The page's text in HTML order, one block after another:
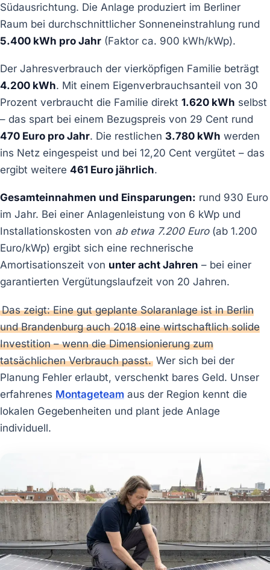
Südausrichtung. Die Anlage produziert im Berliner
Raum bei durchschnittlicher Sonneneinstrahlung rund
5.400 kWh pro Jahr (Faktor ca. 900 kWh/kWp).
Der Jahresverbrauch der vierköpfigen Familie beträgt
4.200 kWh. Mit einem Eigenverbrauchsanteil von 30
Prozent verbraucht die Familie direkt 1.620 kWh selbst
– das spart bei einem Bezugspreis von 29 Cent rund
470 Euro pro Jahr. Die restlichen 3.780 kWh werden
ins Netz eingespeist und bei 12,20 Cent vergütet – das
ergibt weitere 461 Euro jährlich.
Gesamteinnahmen und Einsparungen: rund 930 Euro
im Jahr. Bei einer Anlagenleistung von 6 kWp und
Installationskosten von ab etwa 7.200 Euro(ab 1.200
Euro/kWp) ergibt sich eine rechnerische
Amortisationszeit von unter acht Jahren – bei einer
garantierten Vergütungslaufzeit von 20 Jahren.
Das zeigt: Eine gut geplante Solaranlage ist in Berlin
und Brandenburg auch 2018 eine wirtschaftlich solide
Investition – wenn die Dimensionierung zum
tatsächlichen Verbrauch passt.Wer sich bei der
Planung Fehler erlaubt, verschenkt bares Geld. Unser
erfahrenes Montageteam aus der Region kennt die
lokalen Gegebenheiten und plant jede Anlage
individuell.